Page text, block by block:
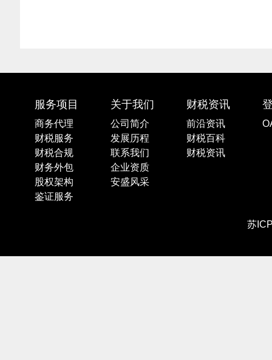
服务项目
商务代理
财税服务
财税合规
财务外包
股权架构
鉴证服务
关于我们
公司简介
发展历程
联系我们
企业资质
安盛风采
财税资讯
前沿资讯
财税百科
财税资讯
苏